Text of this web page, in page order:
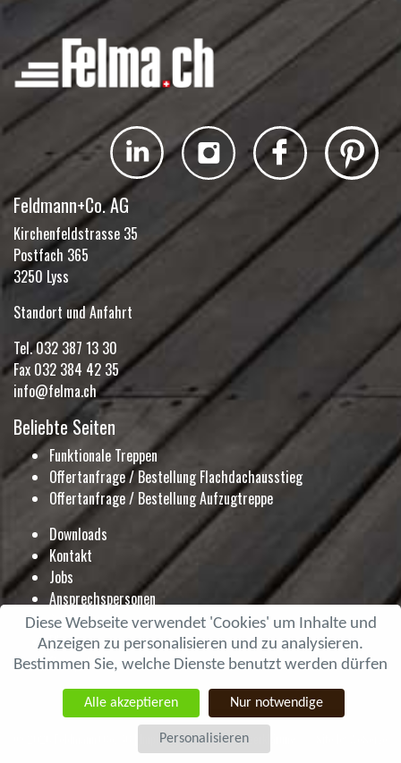
Feldmann+Co. AG
Kirchenfeldstrasse 35
Postfach 365
3250 Lyss
Standort und Anfahrt
Tel.032 387 13 30
Fax 032 384 42 35
info@felma.ch
Beliebte Seiten
Funktionale Treppen
Offertanfrage / Bestellung Flachdachausstieg
Offertanfrage / Bestellung Aufzugtreppe
Downloads
Kontakt
Jobs
Ansprechspersonen
Ausstellung
Blog
Prospekte
Impressum|Datenschutzerklärung
Diese Webseite verwendet 'Cookies' um Inhalte und
Anzeigen zu personalisieren und zu analysieren.
Bestimmen Sie, welche Dienste benutzt werden dürfen
Alle akzeptieren Nur notwendige
Personalisieren